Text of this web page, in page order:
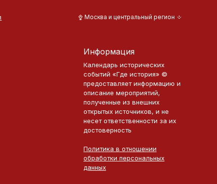
Москва и центральный регион
Информация
Календарь исторических
событий «Где история» ©
предоставляет информацию и
описание мероприятий,
полученные из внешних
открытых источников, и не
несет ответственности за их
достоверность
Политика в отношении
обработки персональных
данных